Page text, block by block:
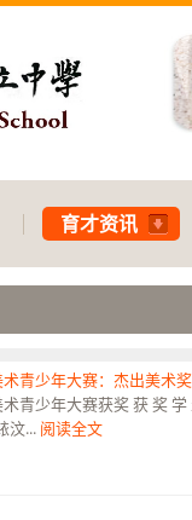
育才资讯
2金、4银、6铜及5项参与
2金、4银、6铜及5项参
...